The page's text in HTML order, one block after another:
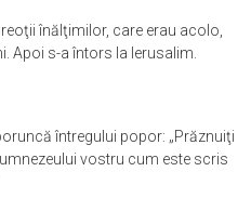
înălţimilor, care erau acolo,
Apoi s-a întors la Ierusalim.
întregului popor: „Prăznuiţi
vostru cum este scris